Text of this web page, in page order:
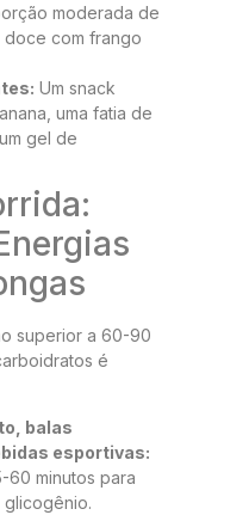
moderada de
doce com frango
Um snack
uma fatia de
gel de
superior a 60-90
é
balas
esportivas:
60 minutos para
glicogênio.